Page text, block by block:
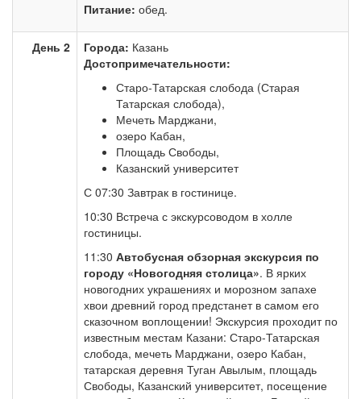
Питание: обед.
День 2 Города: Казань
Достопримечательности:
Старо-Татарская слобода (Старая
Татарская слобода),
Мечеть Марджани,
озеро Кабан,
Площадь Свободы,
Казанский университет
С 07:30 Завтрак в гостинице.
10:30 Встреча с экскурсоводом в холле
гостиницы.
11:30 Автобусная обзорная экскурсия по
городу «Новогодняя столица». В ярких
новогодних украшениях и морозном запахе
хвои древний город предстанет в самом его
сказочном воплощении! Экскурсия проходит по
известным местам Казани: Старо-Татарская
слобода, мечеть Марджани, озеро Кабан,
татарская деревня Туган Авылым, площадь
Свободы, Казанский университет, посещение